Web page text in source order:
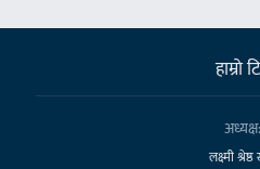
हाम्राे
अध्यक्ष:
लक्ष्मी श्रेष्ठ